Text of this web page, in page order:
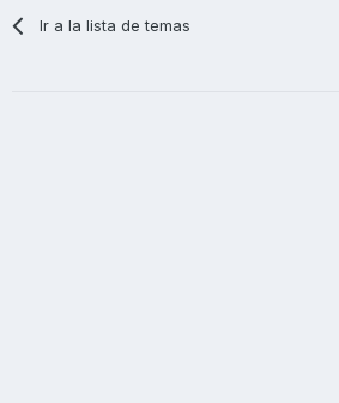
Ir a la lista de temas